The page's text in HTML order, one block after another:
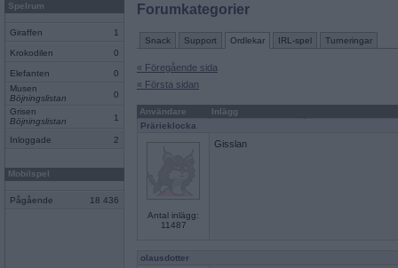
Spelrum
Giraffen 1
Krokodilen 0
Elefanten
0
Musen
Böjningslistan
0
Grisen
Böjningslistan
1
Inloggade 2
Mobilspel
Pågående 18 436
Forumkategorier
Snack Support Ordlekar IRL-spel Turneringar
« Föregående sida
« Första sidan
Användare
Inlägg
Prärieklocka
Antal inlägg:
11487
Gisslan
olausdotter